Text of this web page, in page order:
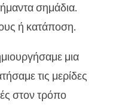
σημάδια.
ή κατάποση.
μια
τις μερίδες
στον τρόπο